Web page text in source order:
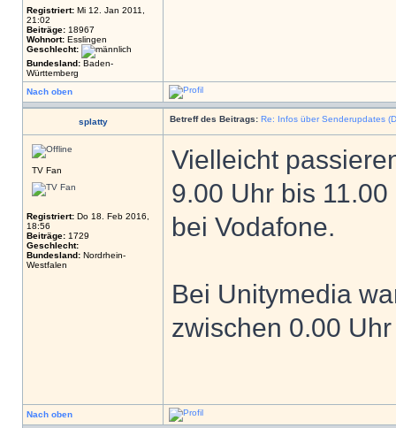
Registriert: Mi 12. Jan 2011,
21:02
Beiträge: 18967
Wohnort: Esslingen
Geschlecht:
Bundesland: Baden-
Württemberg
Nach oben
splatty Betreff des Beitrags: Re: Infos über Senderupdates
TV Fan
Registriert: Do 18. Feb 2016,
18:56
Beiträge: 1729
Geschlecht:
Bundesland: Nordrhein-
Westfalen
Vielleicht
9.00 Uhr bis
bei Vodafone.
Bei Unitymedia
zwischen 0.00
Nach oben